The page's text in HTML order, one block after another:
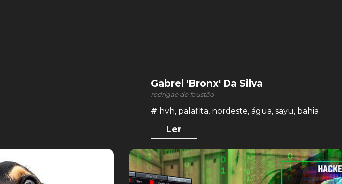
Gabrel 'Bronx' Da Silva
rodrigao do faustão
# hvh, palafita, nordeste, água, sayu, bahia
Ler